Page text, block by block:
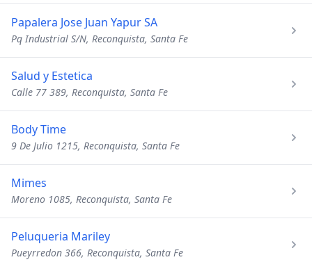
Papalera Jose Juan Yapur SA
Pq Industrial S/N, Reconquista, Santa Fe
Salud y Estetica
Calle 77 389, Reconquista, Santa Fe
Body Time
9 De Julio 1215, Reconquista, Santa Fe
Mimes
Moreno 1085, Reconquista, Santa Fe
Peluqueria Mariley
Pueyrredon 366, Reconquista, Santa Fe